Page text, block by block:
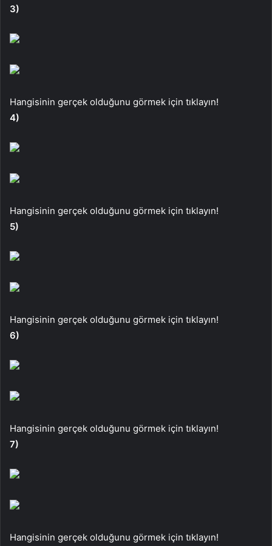
3)
Hangisinin gerçek olduğunu görmek için tıklayın!
4)
Hangisinin gerçek olduğunu görmek için tıklayın!
5)
Hangisinin gerçek olduğunu görmek için tıklayın!
6)
Hangisinin gerçek olduğunu görmek için tıklayın!
7)
Hangisinin gerçek olduğunu görmek için tıklayın!